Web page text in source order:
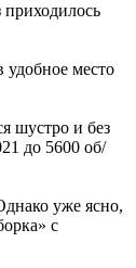
удобное место
шустро и без
до 5600 об/
уже ясно,
с